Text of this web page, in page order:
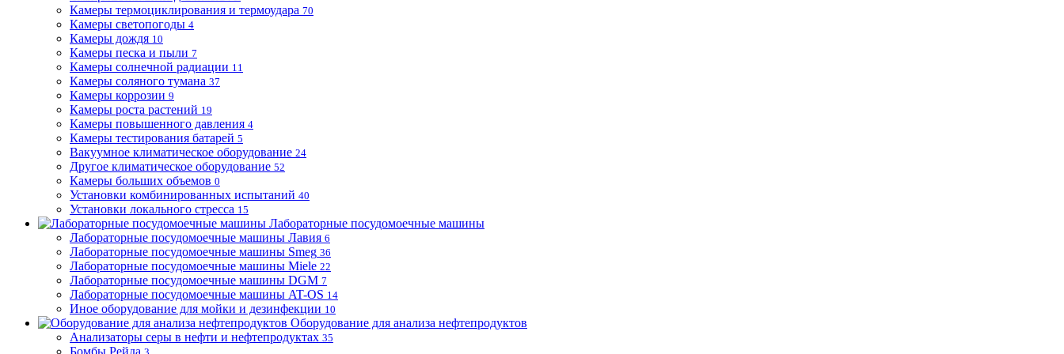
Камеры термоциклирования и термоудара 70
Камеры светопогоды 4
Камеры дождя 10
Камеры песка и пыли 7
Камеры солнечной радиации 11
Камеры соляного тумана 37
Камеры коррозии 9
Камеры роста растений 19
Камеры повышенного давления 4
Камеры тестирования батарей 5
Вакуумное климатическое оборудование 24
Другое климатическое оборудование 52
Камеры больших объемов 0
Установки комбинированных испытаний 40
Установки локального стресса 15
Лабораторные посудомоечные машины
Лабораторные посудомоечные машины Лавия 6
Лабораторные посудомоечные машины Smeg 36
Лабораторные посудомоечные машины Miele 22
Лабораторные посудомоечные машины DGM 7
Лабораторные посудомоечные машины AT-OS 14
Иное оборудование для мойки и дезинфекции 10
Оборудование для анализа нефтепродуктов
Анализаторы серы в нефти и нефтепродуктах 35
Бомбы Рейда